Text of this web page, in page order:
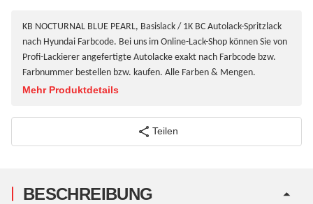
KB NOCTURNAL BLUE PEARL, Basislack / 1K BC Autolack-Spritzlack
nach Hyundai Farbcode. Bei uns im Online-Lack-Shop können Sie von
Profi-Lackierer angefertigte Autolacke exakt nach Farbcode bzw.
Farbnummer bestellen bzw. kaufen. Alle Farben & Mengen.
Mehr Produktdetails
Teilen
BESCHREIBUNG